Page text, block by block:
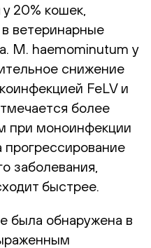
20% кошек,
ветеринарные
M. haemominutum у
снижение
FeLV и
более
при моноинфекции
заболевания,
быстрее.
была обнаружена в